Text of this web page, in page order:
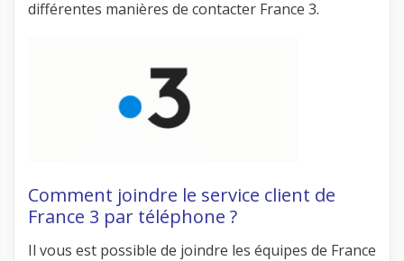
différentes manières de contacter France 3.
Comment joindre le service client de
France 3 par téléphone ?
Il vous est possible de joindre les équipes de France